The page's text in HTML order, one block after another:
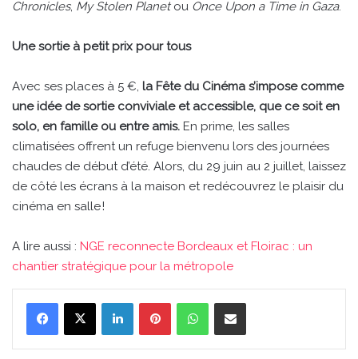
Chronicles, My Stolen Planetou Once Upon a Time in Gaza.
Une sortie à petit prix pour tous
Avec ses places à 5 €, la Fête du Cinéma s’impose comme
une idée de sortie conviviale et accessible, que ce soit en
solo, en famille ou entre amis. En prime, les salles
climatisées offrent un refuge bienvenu lors des journées
chaudes de début d’été. Alors, du 29 juin au 2 juillet, laissez
de côté les écrans à la maison et redécouvrez le plaisir du
cinéma en salle !
A lire aussi : NGE reconnecte Bordeaux et Floirac : un
chantier stratégique pour la métropole
LinkedinPinterestWhatsAppPartager par email